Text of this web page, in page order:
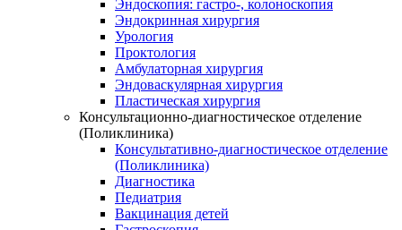
Эндоскопия: гастро-, колоноскопия
Эндокринная хирургия
Урология
Проктология
Амбулаторная хирургия
Эндоваскулярная хирургия
Пластическая хирургия
Консультационно-диагностическое отделение
(Поликлиника)
Консультативно-диагностическое отделение
(Поликлиника)
Диагностика
Педиатрия
Вакцинация детей